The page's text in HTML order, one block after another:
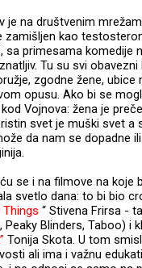
je na društvenim
zamišljen kao
sa primesama komedije
Tu su svi
zgodne žene,
opusu. Ako bi se
Vojnova: žena je
svet je muški svet a
da nam se dopadne
se i na filmove na koje
svetlo dana: to bi bio
“ Stivena Frirsa -
Peaky Blinders, Taboo) i
Tonija Skota. U tom
ali ima i važnu